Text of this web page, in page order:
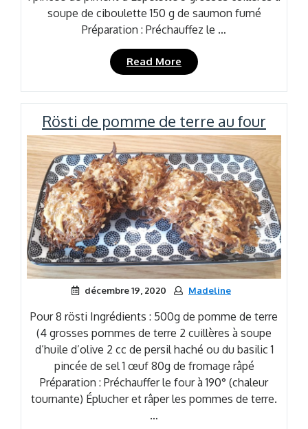
soupe de ciboulette 150 g de saumon fumé
Préparation : Préchauffez le …
Read More « Terrine
de
crevettes
et
saumon
fumé »
Rösti de pomme de terre au four
décembre 19, 2020 Madeline
Pour 8 rösti Ingrédients : 500g de pomme de terre
(4 grosses pommes de terre 2 cuillères à soupe
d’huile d’olive 2 cc de persil haché ou du basilic 1
pincée de sel 1 œuf 80g de fromage râpé
Préparation : Préchauffer le four à 190° (chaleur
tournante) Éplucher et râper les pommes de terre.
…